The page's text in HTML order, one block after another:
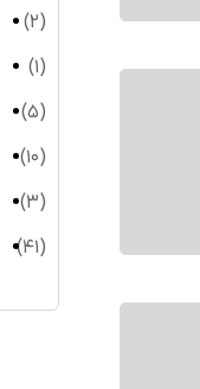
(۲)
(۱)
(۵)
(۱۰)
(۳)
(۴۱)